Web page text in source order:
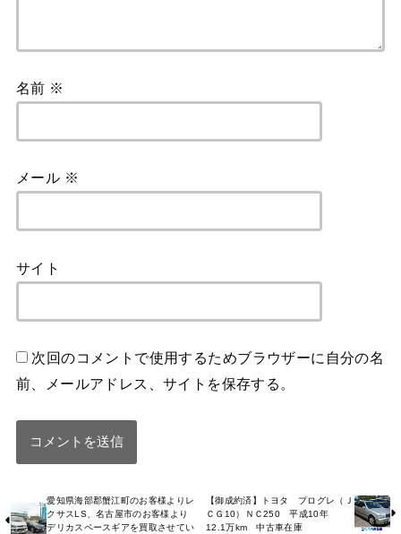
名前 ※
メール ※
サイト
次回のコメントで使用するためブラウザーに自分の名
前、メールアドレス、サイトを保存する。
愛知県海部郡蟹江町のお客様よりレ
クサスLS、名古屋市のお客様より
デリカスペースギアを買取させてい
【御成約済】トヨタ プログレ（Ｊ
ＣＧ10）ＮＣ250 平成10年
12.1万km 中古車在庫